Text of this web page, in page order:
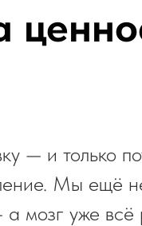
— и только
Мы ещё
а мозг уже